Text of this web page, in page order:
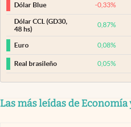
Dólar Blue -0,33%
Dólar CCL (GD30,
48 hs)
0,87%
Euro 0,08%
Real brasileño 0,05%
Las más leídas de